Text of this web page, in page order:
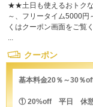
★★土日も使えるおトク
～、フリータイム5000
くはクーポン画面をご
...
クーポン
基本料金20％～30％
① 20%off 平日 休憩